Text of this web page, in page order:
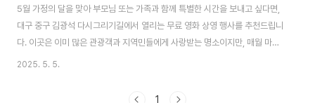
5월 가정의 달을 맞아 부모님 또는 가족과 함께 특별한 시간을 보내고 싶다면,
대구 중구 김광석 다시그리기길에서 열리는 무료 영화 상영 행사를 추천드립니
다. 이곳은 이미 많은 관광객과 지역민들에게 사랑받는 명소이지만, 매월 마지
막 주 금요일 저녁마다 열리는 ‘김광석길 영화관’ 덕분에 더욱 주목받고 있습니
가 될 수 있습니다. 이 글에서는 상영 일정, 위치, 부대 행사, 꿀팁까지 모두 알
2025. 5. 5.
1